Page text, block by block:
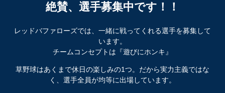
絶賛、選手募集中です！！
レッドバファローズでは、一緒に戦ってくれる選手を募集して
います。
チームコンセプトは『遊びにホンキ』
草野球はあくまで休日の楽しみの1つ。だから実力主義ではな
く、選手全員が均等に出場しています。